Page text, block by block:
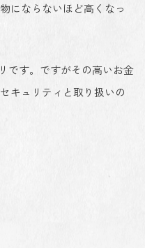
にならないほど高くなっ
です。ですがその高いお金
キュリティと取り扱いの